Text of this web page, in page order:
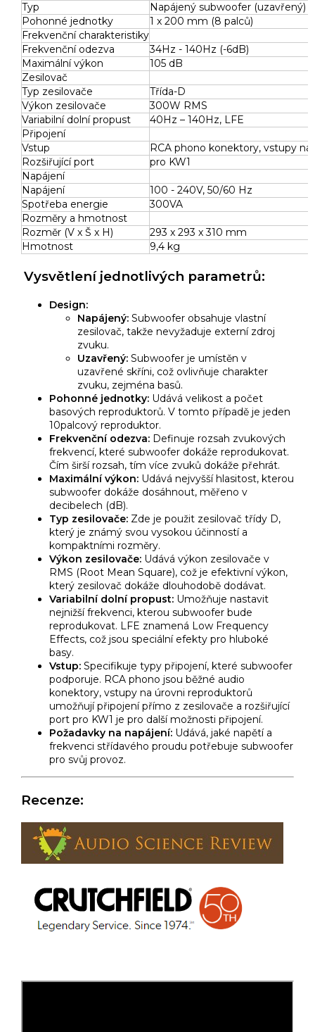
Typ
Napájený subwoofer (uzavřený)
Pohonné jednotky
1 x 200 mm (8 palců)
Frekvenční charakteristiky
Frekvenční odezva
34Hz - 140Hz (-6dB)
Maximální výkon
105 dB
Zesilovač
Typ zesilovače
Třída-D
Výkon zesilovače
300W RMS
Variabilní dolní propust
40Hz – 140Hz, LFE
Připojení
Vstup
RCA phono konektory, vstupy
Rozšiřující port
pro KW1
Napájení
Napájení
100 - 240V, 50/60 Hz
Spotřeba energie
300VA
Rozměry a hmotnost
Rozměr (V x Š x H)
293 x 293 x 310 mm
Hmotnost
9,4 kg
Vysvětlení jednotlivých parametrů:
Design:
Napájený: Subwoofer obsahuje vlastní
zesilovač, takže nevyžaduje externí zdroj
zvuku.
Uzavřený: Subwoofer je umístěn v
uzavřené skříni, což ovlivňuje charakter
zvuku, zejména basů.
Pohonné jednotky: Udává velikost a počet
basových reproduktorů. V tomto případě je jeden
10palcový reproduktor.
Frekvenční odezva: Definuje rozsah zvukových
frekvencí, které subwoofer dokáže reprodukovat.
Čím širší rozsah, tím více zvuků dokáže přehrát.
Maximální výkon: Udává nejvyšší hlasitost, kterou
subwoofer dokáže dosáhnout, měřeno v
decibelech (dB).
Typ zesilovače: Zde je použit zesilovač třídy D,
který je známý svou vysokou účinností a
kompaktními rozměry.
Výkon zesilovače: Udává výkon zesilovače v
RMS (Root Mean Square), což je efektivní výkon,
který zesilovač dokáže dlouhodobě dodávat.
Variabilní dolní propust: Umožňuje nastavit
nejnižší frekvenci, kterou subwoofer bude
reprodukovat. LFE znamená Low Frequency
Effects, což jsou speciální efekty pro hluboké
basy.
Vstup: Specifikuje typy připojení, které subwoofer
podporuje. RCA phono jsou běžné audio
konektory, vstupy na úrovni reproduktorů
umožňují připojení přímo z zesilovače a rozšiřující
port pro KW1 je pro další možnosti připojení.
Požadavky na napájení: Udává, jaké napětí a
frekvenci střídavého proudu potřebuje subwoofer
pro svůj provoz.
Recenze: